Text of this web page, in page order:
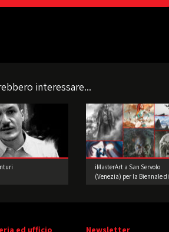
interessare...
iMasterArt a San Servolo
(Venezia) per la Biennale di
ed ufficio Newsletter